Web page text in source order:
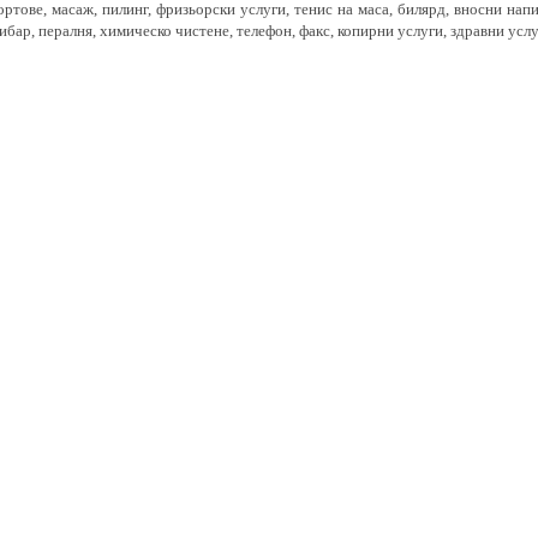
масаж, пилинг, фризьорски услуги, тенис на маса, билярд, вносни
пералня, химическо чистене, телефон, факс, копирни услуги, здравни